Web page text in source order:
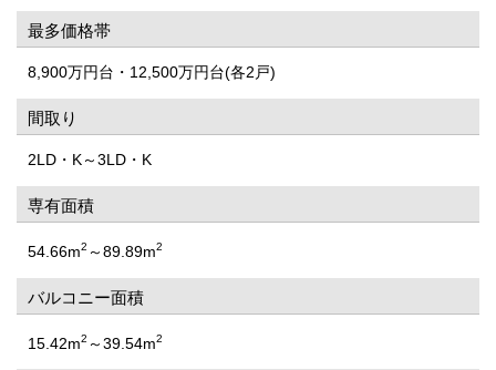
最多価格帯
8,900万円台・12,500万円台(各2戸)
間取り
2LD・K～3LD・K
専有面積
54.66m2 ～89.89m2
バルコニー面積
15.42m2 ～39.54m2